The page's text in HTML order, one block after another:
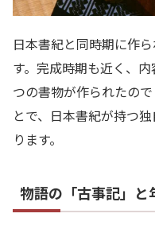
日本書紀と同時期に作
す。完成時期も近く、
つの書物が作られたの
とで、日本書紀が持つ
ります。
物語の「古事記」と